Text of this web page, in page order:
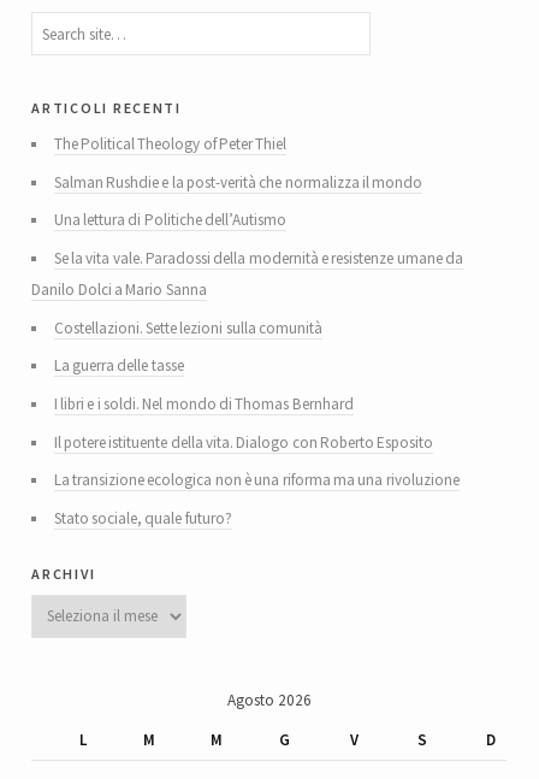
articoli recenti
The Political Theology of Peter Thiel
Salman Rushdie e la post-verità che normalizza il mondo
Una lettura di Politiche dell’Autismo
Se la vita vale. Paradossi della modernità e resistenze umane da
Danilo Dolci a Mario Sanna
Costellazioni. Sette lezioni sulla comunità
La guerra delle tasse
I libri e i soldi. Nel mondo di Thomas Bernhard
Il potere istituente della vita. Dialogo con Roberto Esposito
La transizione ecologica non è una riforma ma una rivoluzione
Stato sociale, quale futuro?
archivi
Archivi
Agosto 2026
L
M M G V S D